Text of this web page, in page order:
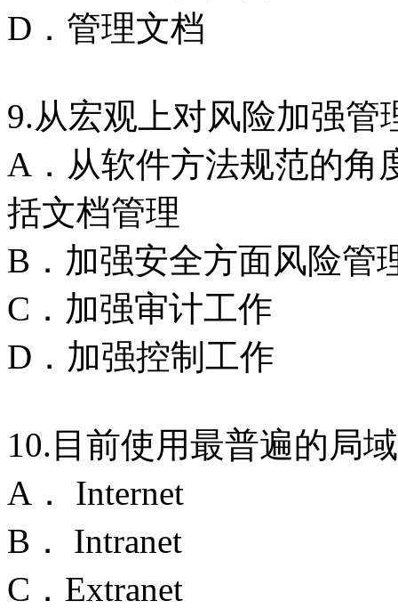
D．管理文档
9.从宏观上对风险加强管
A．从软件方法规范的角
括文档管理
B．加强安全方面风险管
C．加强审计工作
D．加强控制工作
10.目前使用最普遍的局
A． Internet
B． Intranet
C．Extranet